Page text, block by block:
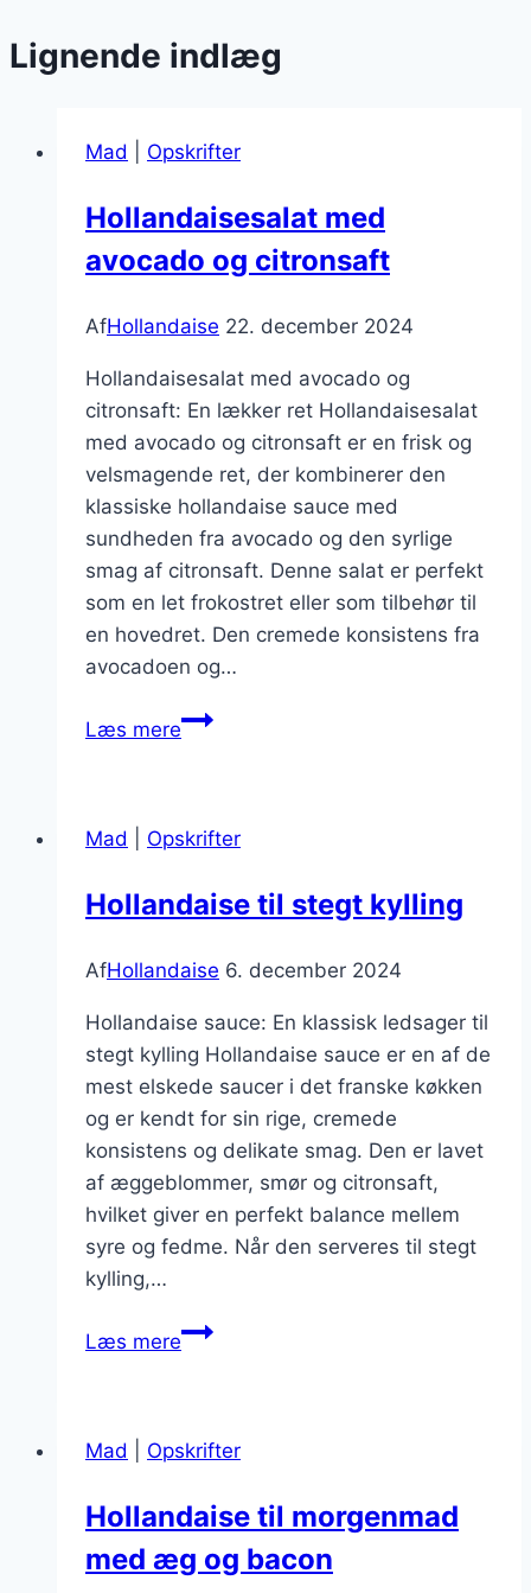
Lignende indlæg
Mad Opskrifter
Hollandaisesalat med
avocado og citronsaft
AfHollandaise 22. december 2024
Hollandaisesalat med avocado og
citronsaft: En lækker ret Hollandaisesalat
med avocado og citronsaft er en frisk og
velsmagende ret, der kombinerer den
klassiske hollandaise sauce med
sundheden fra avocado og den syrlige
smag af citronsaft. Denne salat er perfekt
som en let frokostret eller som tilbehør til
en hovedret. Den cremede konsistens fra
avocadoen og…
Læs mereHollandaisesalat
citronsaft
Mad Opskrifter
Hollandaise til stegt kylling
AfHollandaise 6. december 2024
Hollandaise sauce: En klassisk ledsager til
stegt kylling Hollandaise sauce er en af de
mest elskede saucer i det franske køkken
og er kendt for sin rige, cremede
konsistens og delikate smag. Den er lavet
af æggeblommer, smør og citronsaft,
hvilket giver en perfekt balance mellem
syre og fedme. Når den serveres til stegt
kylling,…
Læs mereHollandaise
Mad
Opskrifter
Hollandaise til morgenmad
med æg og bacon